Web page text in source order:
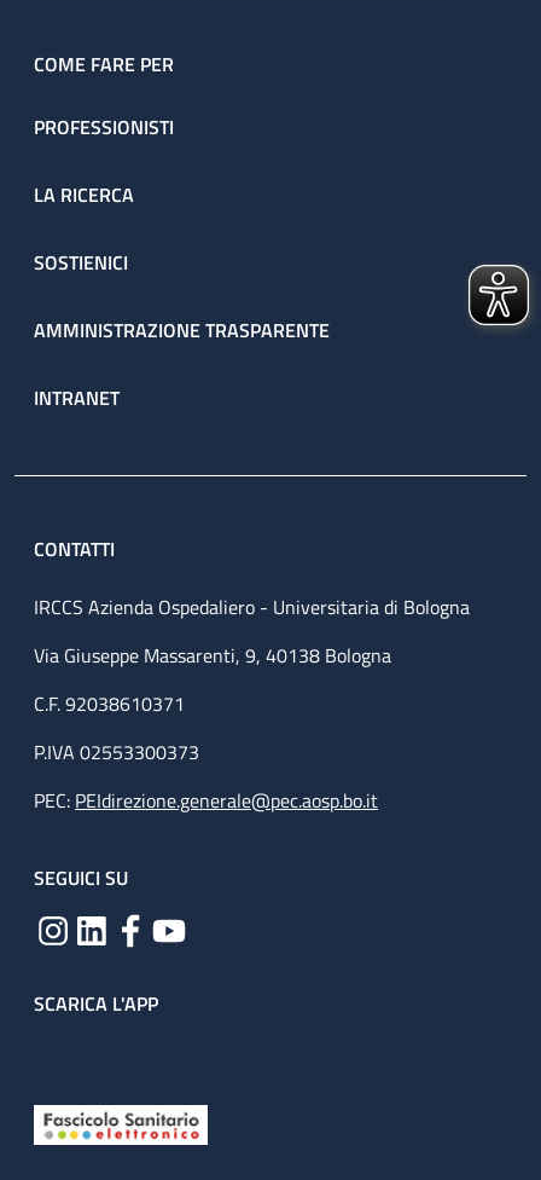
COME FARE PER
PROFESSIONISTI
LA RICERCA
SOSTIENICI
AMMINISTRAZIONE TRASPARENTE
INTRANET
CONTATTI
IRCCS Azienda Ospedaliero - Universitaria di Bologna
Via Giuseppe Massarenti, 9, 40138 Bologna
C.F. 92038610371
P.IVA 02553300373
PEC: PEIdirezione.generale@pec.aosp.bo.it
SEGUICI SU
SCARICA L'APP